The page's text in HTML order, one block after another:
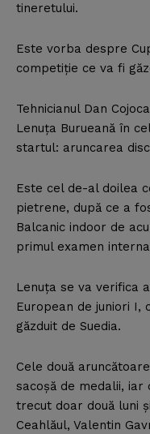
tineretului.
Este vorba despre
competiţie ce va fi
Tehnicianul Dan
Lenuţa Burueană în
startul: aruncarea
Este cel de-al doilea
pietrene, după ce a
Balcanic indoor de
primul examen
Lenuţa se va verifica
European de juniori I,
găzduit de Suedia.
Cele două
sacoşă de medalii, iar
trecut doar două luni
Ceahlăul, Valentin